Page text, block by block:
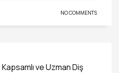
NO COMMENTS
ve Uzman Diş